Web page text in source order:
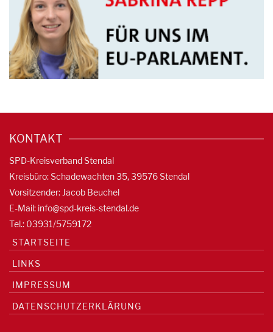
KONTAKT
SPD-Kreisverband Stendal
Kreisbüro: Schadewachten 35, 39576 Stendal
Vorsitzender: Jacob Beuchel
E-Mail: info@spd-kreis-stendal.de
Tel.: 03931/5759172
STARTSEITE
LINKS
IMPRESSUM
DATENSCHUTZERKLÄRUNG